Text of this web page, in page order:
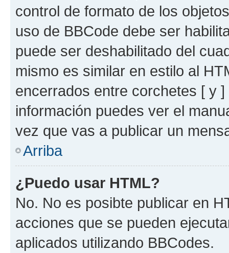
control de formato de los
uso de BBCode debe ser
puede ser deshabilitado del
mismo es similar en estilo al
encerrados entre corchetes [ y
información puedes ver el
vez que vas a publicar un
Arriba
¿Puedo usar HTML?
No. No es posibte publicar en
acciones que se pueden
aplicados utilizando BBCodes.